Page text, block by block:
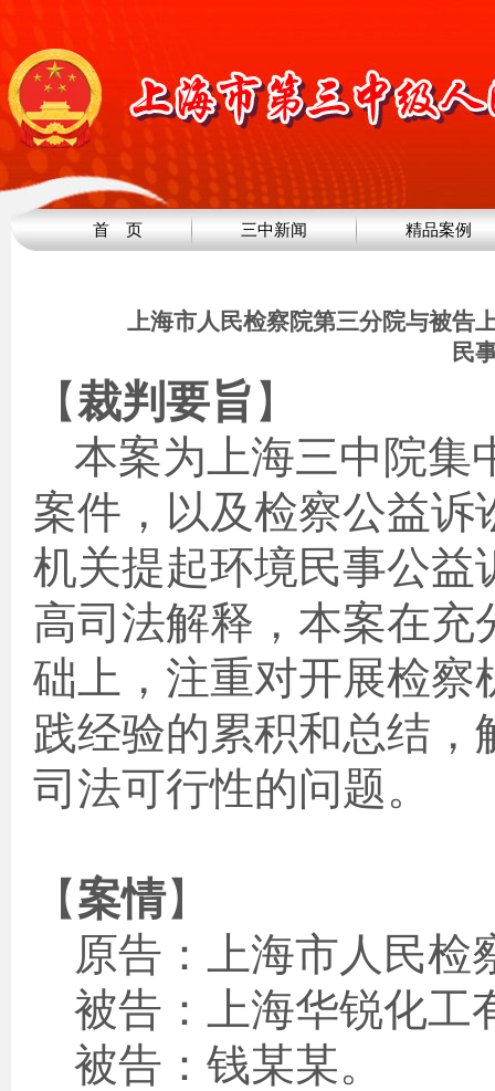
首 页 三中新闻 精品案例
上海市人民检察院第三分院与被告
民
【裁判要旨 】
本案为上海三中院集
案件，以及检察公益
机关提起环境民事公益
高司法解释，本案在
础上，注重对开展检察
践经验的累积和总结
司法可行性的问题。
【案情】
原告：上海市人民检
被告：上海华锐化工
被告：钱某某。